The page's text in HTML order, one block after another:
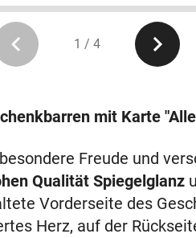
1 / 4
mit Karte
Freude und
Qualität Spiegelglanz
Vorderseite des
Herz, auf der